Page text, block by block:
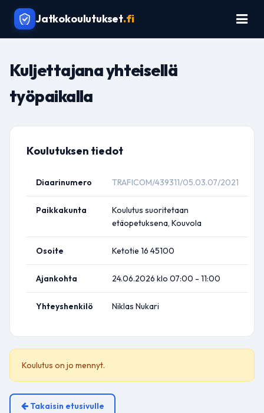
Jatkokoulutukset.fi
Kuljettajana yhteisellä
työpaikalla
Koulutuksen tiedot
Diaarinumero TRAFICOM/439311/05.03.07/2021
Paikkakunta
Koulutus suoritetaan
etäopetuksena, Kouvola
Osoite Ketotie 16 45100
Ajankohta 24.06.2026 klo 07:00 - 11:00
Yhteyshenkilö Niklas Nukari
Koulutus on jo mennyt.
Takaisin etusivulle